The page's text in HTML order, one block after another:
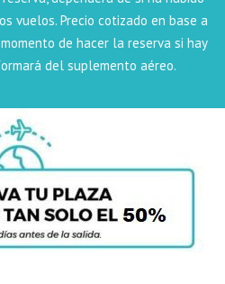
vuelos. Precio cotizado en base a
de hacer la reserva si hay
del suplemento aéreo.